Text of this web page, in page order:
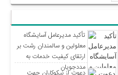
تأکید مدیرعامل آسایشگاه
معلولین و سالمندان رشت بر
ارتقای کیفیت خدمات به
مددجویان
دعوت از نیکوکاران جهت